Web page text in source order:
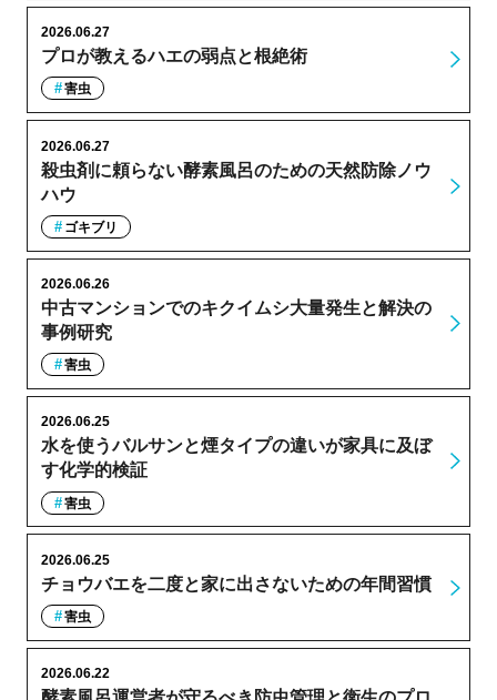
プロが教えるハエの弱点と根絶術
2026.06.27
害虫
殺虫剤に頼らない酵素風呂のための天然防除ノウ
ハウ
2026.06.27
ゴキブリ
中古マンションでのキクイムシ大量発生と解決の
事例研究
2026.06.26
害虫
水を使うバルサンと煙タイプの違いが家具に及ぼ
す化学的検証
2026.06.25
害虫
チョウバエを二度と家に出さないための年間習慣
2026.06.25
害虫
2026.06.22